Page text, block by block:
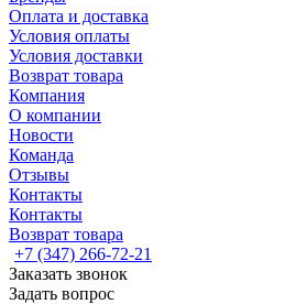
Оплата и доставка
Условия оплаты
Условия доставки
Возврат товара
Компания
О компании
Новости
Команда
Отзывы
Контакты
Контакты
Возврат товара
+7 (347) 266-72-21
Заказать звонок
Задать вопрос